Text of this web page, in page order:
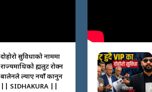
दोहोरो सुविधाको नाममा
राज्यमाथिको ब्रह्मलुट रोक्न
बालेनले ल्याए नयाँ कानुन
|| SIDHAKURA ||